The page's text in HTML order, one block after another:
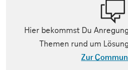
Hier bekommst Du
Themen rund um
Zur
(Der Link